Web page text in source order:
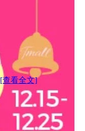
[查看全文]